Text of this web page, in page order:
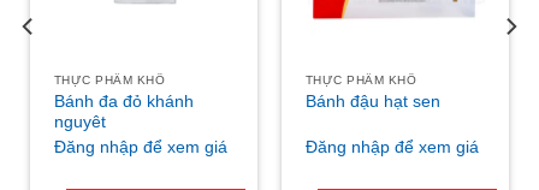
THỰC PHẨM KHÔ
Bánh đa đỏ khánh
nguyêt
Đăng nhập để xem giá
THỰC PHẨM KHÔ
Bánh đậu hạt sen
Đăng nhập để xem giá